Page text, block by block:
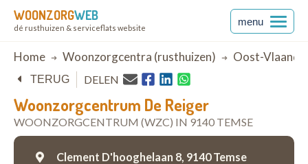
WOONZORGWEB
dé rusthuizen & serviceflats website
menu
Breadcrumb
Home Woonzorgcentra (rusthuizen) Oost-
Woonzorgcentrum De Reiger
WOONZORGCENTRUM (WZC) IN 9140 TEMSE
TERUG DELEN
Clement D'hooghelaan 8, 9140 Temse